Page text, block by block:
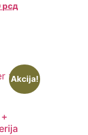
рсд
Akcija!